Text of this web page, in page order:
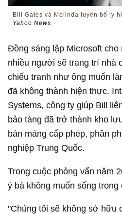
Bill Gates và Melinda tuyên bố ly
Yahoo News.
Đồng sáng lập Microsoft
nhiều người sẽ trang trí nhà
chiếu tranh như ông muốn
đã không thành hiện thực.
Systems, công ty giúp Bill
bảo tàng đã trở thành kho
bán mảng cấp phép, phân
nghiệp Trung Quốc.
Trong cuộc phỏng vấn năm
ý bà không muốn sống
"Chúng tôi sẽ không sở hữu